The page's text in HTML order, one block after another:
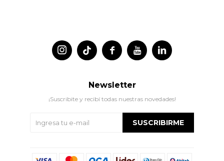
 
 
Newsletter
¡Suscribite y recibí todas nuestras novedades!
SUSCRIBIRME